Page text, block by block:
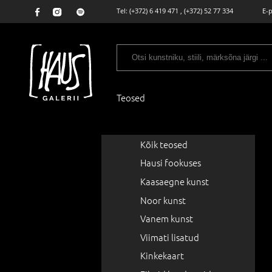
Tel: (+372) 6 419 471 , (+372) 52 77 334 E-
Teosed
Kõik teosed
Hausi fookuses
Kaasaegne kunst
Noor kunst
Vanem kunst
Viimati lisatud
Kinkekaart